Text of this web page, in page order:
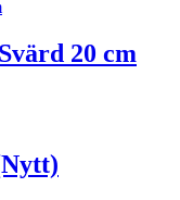
20 cm